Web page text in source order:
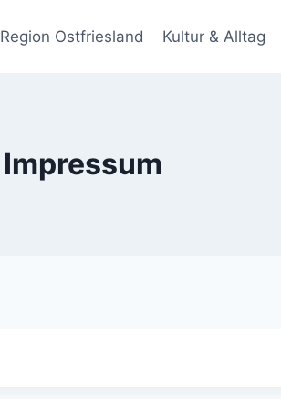
Region Ostfriesland Kultur & Alltag
Impressum